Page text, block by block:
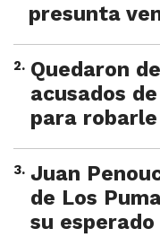
presunta
2. Quedaron
acusados
para robarle
3. Juan
de Los
su